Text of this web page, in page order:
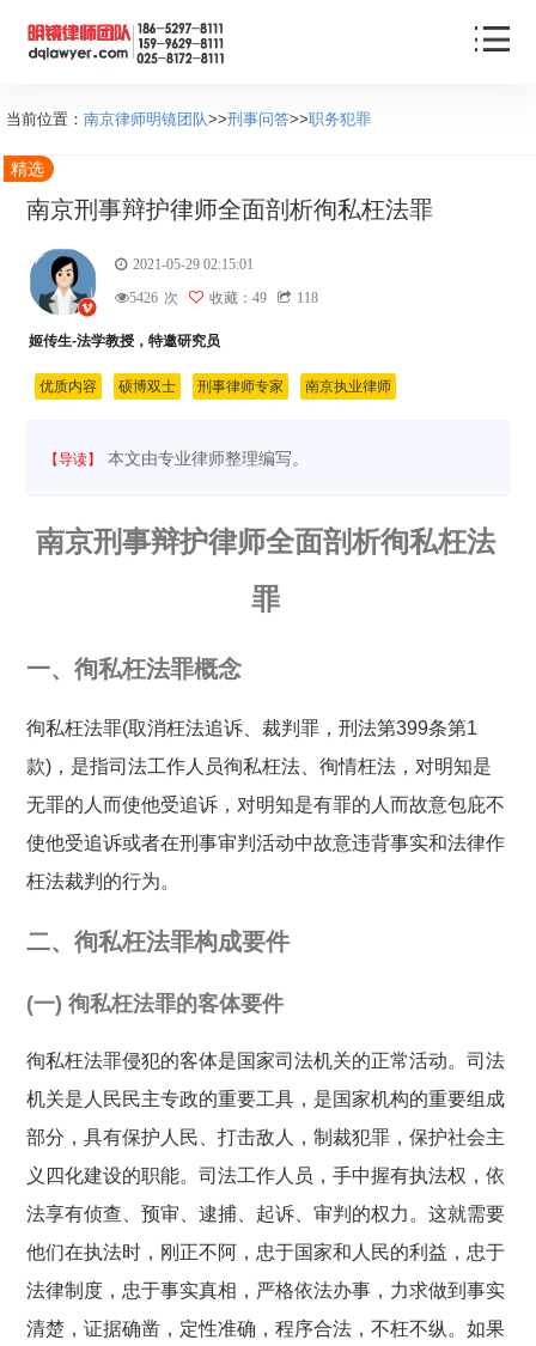
当前位置： 南京律师明镜团队>>刑事问答>>职务犯罪
精选
南京刑事辩护律师全面剖析徇私枉法罪
姬传生-法学教授，特邀研究员
优质内容 硕博双士 刑事律师专家 南京执业律师
2021-05-29 02:15:01
5426 次 收藏：49 118
【导读】 本文由专业律师整理编写。
南京刑事辩护律师全面剖析徇私枉法
罪
一、徇私枉法罪概念
徇私枉法罪(取消枉法追诉、裁判罪，刑法第399条第1
款)，是指司法工作人员徇私枉法、徇情枉法，对明知是
无罪的人而使他受追诉，对明知是有罪的人而故意包庇不
使他受追诉或者在刑事审判活动中故意违背事实和法律作
枉法裁判的行为。
二、徇私枉法罪构成要件
(一) 徇私枉法罪的客体要件
徇私枉法罪侵犯的客体是国家司法机关的正常活动。司法
机关是人民民主专政的重要工具，是国家机构的重要组成
部分，具有保护人民、打击敌人，制裁犯罪，保护社会主
义四化建设的职能。司法工作人员，手中握有执法权，依
法享有侦查、预审、逮捕、起诉、审判的权力。这就需要
他们在执法时，刚正不阿，忠于国家和人民的利益，忠于
法律制度，忠于事实真相，严格依法办事，力求做到事实
清楚，证据确凿，定性准确，程序合法，不枉不纵。如果